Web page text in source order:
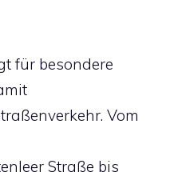
für besondere
Vom
Straße bis